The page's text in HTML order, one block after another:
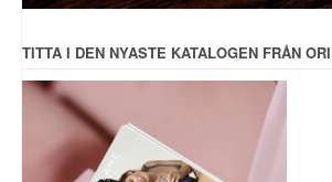
TITTA I DEN NYASTE KATALOGEN FRÅN